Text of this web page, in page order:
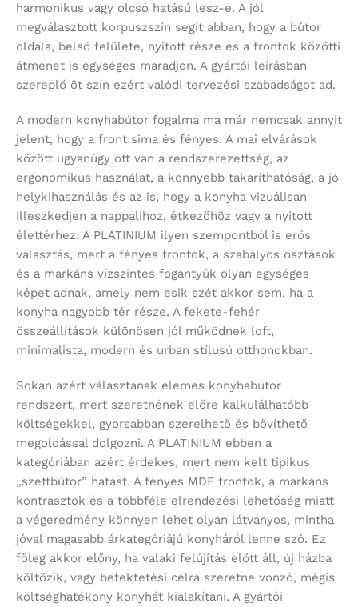
harmonikus vagy olcsó hatású lesz-e. A jól
megválasztott korpuszszín segít abban, hogy a bútor
oldala, belső felülete, nyitott része és a frontok közötti
átmenet is egységes maradjon. A gyártói leírásban
szereplő öt szín ezért valódi tervezési szabadságot ad.
A modern konyhabútor fogalma ma már nemcsak annyit
jelent, hogy a front sima és fényes. A mai elvárások
között ugyanúgy ott van a rendszerezettség, az
ergonomikus használat, a könnyebb takaríthatóság, a jó
helykihasználás és az is, hogy a konyha vizuálisan
illeszkedjen a nappalihoz, étkezőhöz vagy a nyitott
élettérhez. A PLATINIUM ilyen szempontból is erős
választás, mert a fényes frontok, a szabályos osztások
és a markáns vízszintes fogantyúk olyan egységes
képet adnak, amely nem esik szét akkor sem, ha a
konyha nagyobb tér része. A fekete-fehér
összeállítások különösen jól működnek loft,
minimalista, modern és urban stílusú otthonokban.
Sokan azért választanak elemes konyhabútor
rendszert, mert szeretnének előre kalkulálhatóbb
költségekkel, gyorsabban szerelhető és bővíthető
megoldással dolgozni. A PLATINIUM ebben a
kategóriában azért érdekes, mert nem kelt tipikus
„szettbútor” hatást. A fényes MDF frontok, a markáns
kontrasztok és a többféle elrendezési lehetőség miatt
a végeredmény könnyen lehet olyan látványos, mintha
jóval magasabb árkategóriájú konyháról lenne szó. Ez
főleg akkor előny, ha valaki felújítás előtt áll, új házba
költözik, vagy befektetési célra szeretne vonzó, mégis
költséghatékony konyhát kialakítani. A gyártói